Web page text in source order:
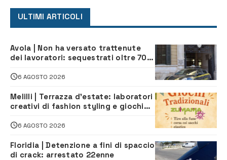
ULTIMI ARTICOLI
Avola | Non ha versato trattenute
dei lavoratori: sequestrati oltre 700
climatizzazione
6 AGOSTO 2026
Melilli | Terrazza d’estate: laboratori
creativi di fashion styling e giochi
iscriversi
6 AGOSTO 2026
Floridia | Detenzione a fini di spaccio
di crack: arrestato 22enne